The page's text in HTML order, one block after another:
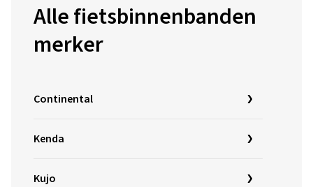
Alle fietsbinnenbanden
merker
Continental
Kenda
Kujo